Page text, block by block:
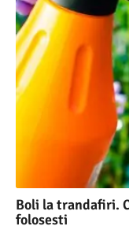
Boli la trandafiri.
folosesti